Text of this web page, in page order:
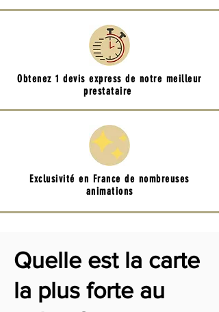
Obtenez 1 devis express de notre meilleur
prestataire
Exclusivité en France de nombreuses
animations
Quelle est la carte
la plus forte au